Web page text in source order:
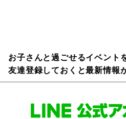
お子さんと過ごせるイベント
友達登録しておくと最新情報